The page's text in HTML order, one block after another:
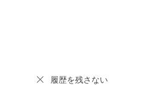
履歴を残さない